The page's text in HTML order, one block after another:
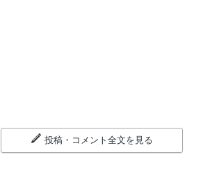
投稿・コメント全文を見る